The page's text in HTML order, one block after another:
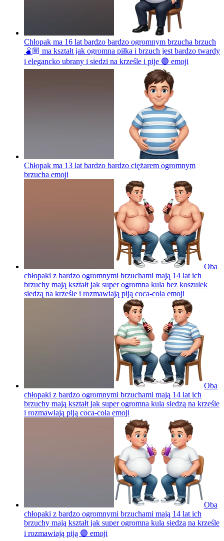
Chłopak ma 16 lat bardzo bardzo ogromnym brzucha brzuch
🫄🏼 ma kształt jak ogromna piłka i brzuch jest bardzo twardy
i elegancko ubrany i siedzi na krześle i pije 🟣 emoji
Chłopak ma 13 lat bardzo bardzo ciężarem ogromnym
brzucha emoji
Oba
chłopaki z bardzo ogromnymi brzuchami mają 14 lat ich
brzuchy mają kształt jak super ogromna kula bez koszulek
siedzą na krześle i rozmawiają piją coca-cola emoji
Oba
chłopaki z bardzo ogromnymi brzuchami mają 14 lat ich
brzuchy mają kształt jak super ogromna kula siedzą na krześle
i rozmawiają piją coca-cola emoji
Oba
chłopaki z bardzo ogromnymi brzuchami mają 14 lat ich
brzuchy mają kształt jak super ogromna kula siedzą na krześle
i rozmawiają piją 🟣 emoji